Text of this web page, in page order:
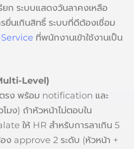
ก ระบบแสดงวันลาคงเหลือ
นเกินสิทธิ์ ระบบที่ดีต้องเชื่อม
ที่พนักงานเข้าใช้งานเป็น
Level)
รง พร้อม notification และ
มง) ถ้าหัวหน้าไม่ตอบใน
ให้ HR สำหรับการลาเกิน 5
ง approve 2 ระดับ (หัวหน้า +